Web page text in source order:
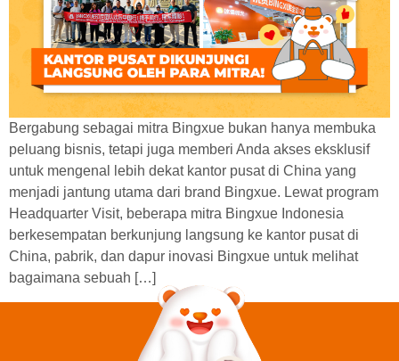
Bergabung sebagai mitra Bingxue bukan hanya membuka
peluang bisnis, tetapi juga memberi Anda akses eksklusif
untuk mengenal lebih dekat kantor pusat di China yang
menjadi jantung utama dari brand Bingxue. Lewat program
Headquarter Visit, beberapa mitra Bingxue Indonesia
berkesempatan berkunjung langsung ke kantor pusat di
China, pabrik, dan dapur inovasi Bingxue untuk melihat
bagaimana sebuah […]